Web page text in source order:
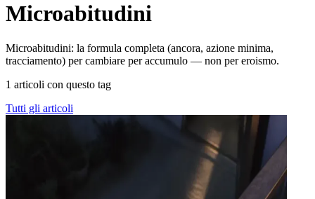
Microabitudini
Microabitudini: la formula completa (ancora, azione minima,
tracciamento) per cambiare per accumulo — non per eroismo.
1 articoli con questo tag
Tutti gli articoli